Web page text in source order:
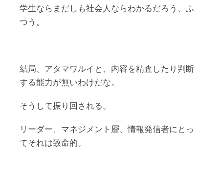
学生ならまだしも社会人ならわかるだろう、ふ
つう。
結局、アタマワルイと、内容を精査したり判断
する能力が無いわけだな。
そうして振り回される。
リーダー、マネジメント層、情報発信者にとっ
てそれは致命的。